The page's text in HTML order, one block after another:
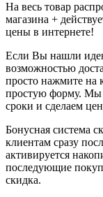
На весь товар
магазина +
цены в интернете!
Если Вы нашли
возможностью
просто нажмите на
простую форму. Мы
сроки и сделаем
Бонусная система
клиентам сразу
активируется
последующие
скидка.